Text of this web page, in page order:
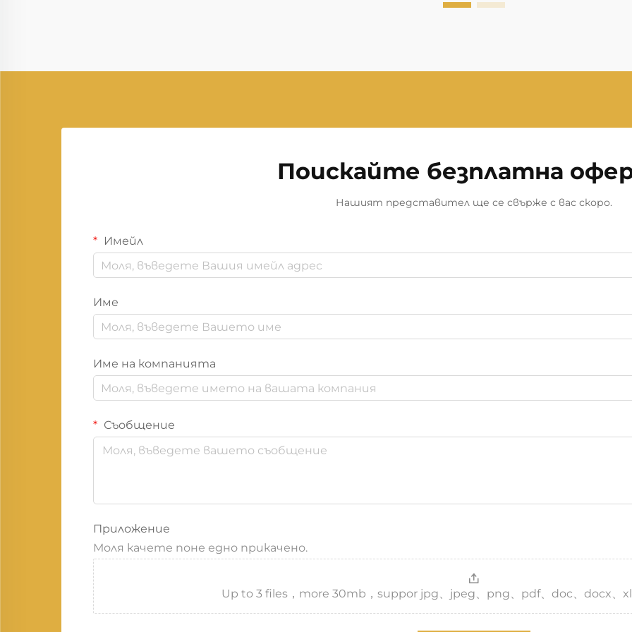
Поискайте безплатна
Нашият представител ще се свърже с вас скоро.
Имейл
Име
Име на компанията
Съобщение
Приложение
Моля качете поне едно прикачено.
Up to 3 files，more 30mb，suppor jpg、jpeg、png、pdf、doc、docx、